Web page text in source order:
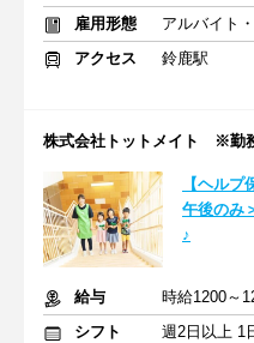
雇用形態
アルバイト
アクセス
鈴鹿駅
株式会社トットメイト ※勤
【ヘル
午後のみ
♪
給与
時給1200～
シフト
週2日以上 1